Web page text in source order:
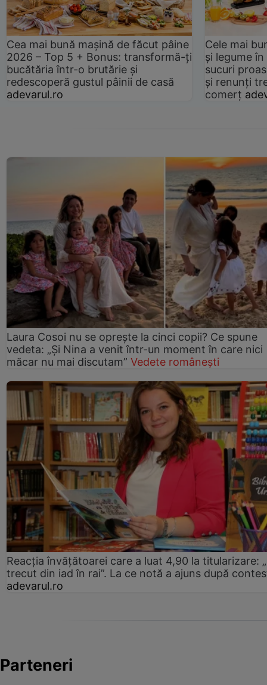
Cea mai bună mașină de făcut pâine
2026 – Top 5 + Bonus: transformă-ți
bucătăria într-o brutărie și
redescoperă gustul pâinii de casă
adevarul.ro
Cele mai
și legume
sucuri
și renunți
comerț
Laura Cosoi nu se oprește la cinci copii? Ce spune
vedeta: „Și Nina a venit într-un moment în care nici
măcar nu mai discutam” Vedete românești
Reacția învățătoarei care a luat 4,90 la titularizare:
trecut din iad în rai”. La ce notă a ajuns după
adevarul.ro
Parteneri